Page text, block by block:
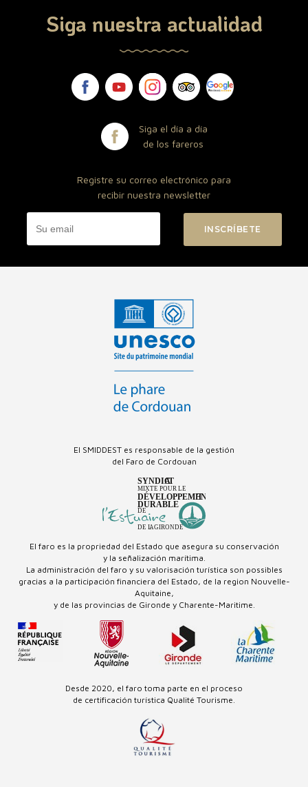
Siga nuestra actualidad
Siga el día a día
de los fareros
Registre su correo electrónico para
recibir nuestra newsletter
El SMIDDEST es responsable de la gestión
del Faro de Cordouan
Desde 2020, el faro toma parte en el proceso
de certificación turística Qualité Tourisme.
El faro es la propriedad del Estado que asegura su conservación
y la señalización marítima.
La administración del faro y su valorisación turística son possibles
gracias a la participación financiera del Estado, de la region Nouvelle-
Aquitaine,
y de las provincias de Gironde y Charente-Maritime.